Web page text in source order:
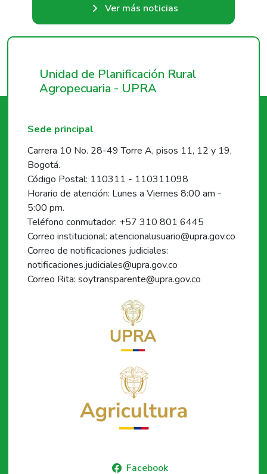
Ver más noticias
Unidad de Planificación Rural
Agropecuaria - UPRA
Sede principal
Carrera 10 No. 28-49 Torre A, pisos 11, 12 y 19,
Bogotá.
Código Postal: 110311 - 110311098
Horario de atención: Lunes a Viernes 8:00 am -
5:00 pm.
Teléfono conmutador: +57 310 801 6445
Correo institucional: atencionalusuario@upra.gov.co
Correo de notificaciones judiciales:
notificaciones.judiciales@upra.gov.co
Correo Rita: soytransparente@upra.gov.co
Facebook